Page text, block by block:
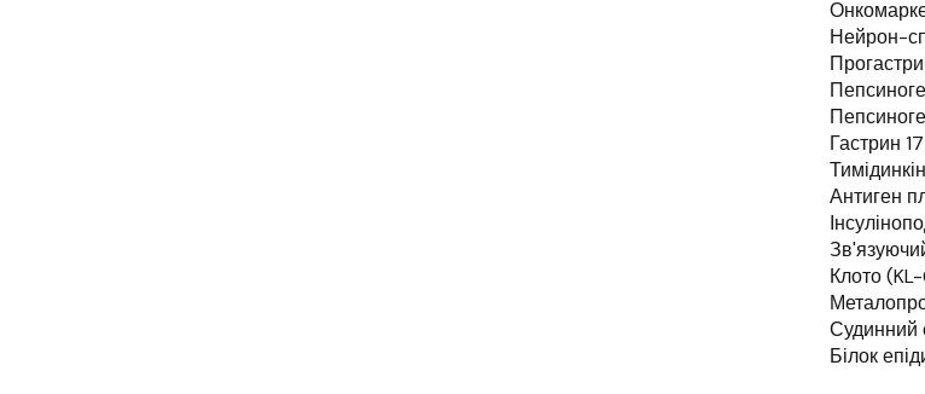
Нейрон-
Гастрин
Антиген
Клото
Судинний
Білок